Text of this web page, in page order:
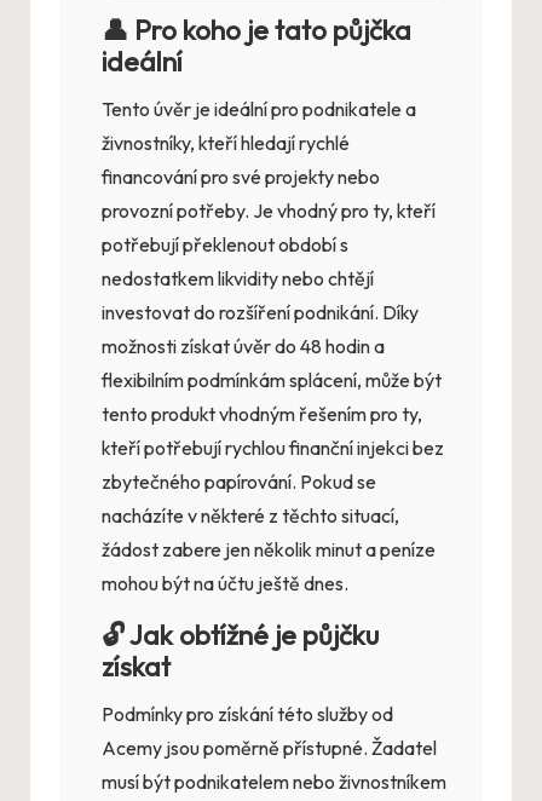
👤 Pro koho je tato půjčka
ideální
Tento úvěr je ideální pro podnikatele a
živnostníky, kteří hledají rychlé
financování pro své projekty nebo
provozní potřeby. Je vhodný pro ty, kteří
potřebují překlenout období s
nedostatkem likvidity nebo chtějí
investovat do rozšíření podnikání. Díky
možnosti získat úvěr do 48 hodin a
flexibilním podmínkám splácení, může být
tento produkt vhodným řešením pro ty,
kteří potřebují rychlou finanční injekci bez
zbytečného papírování. Pokud se
nacházíte v některé z těchto situací,
žádost zabere jen několik minut a peníze
mohou být na účtu ještě dnes.
🔓 Jak obtížné je půjčku
získat
Podmínky pro získání této služby od
Acemy jsou poměrně přístupné. Žadatel
musí být podnikatelem nebo živnostníkem